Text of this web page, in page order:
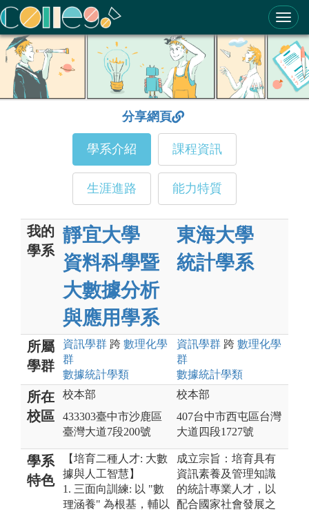
ColleGo! 大學選才與高中育才輔助系統
分享網頁
學系介紹 課程資訊
生涯進路 能力特質
我的
學系
靜宜大學
資料科學暨
大數據分析
與應用學系
東海大學
統計學系
所屬
學群
資訊學群 跨 數理化學
群
數據統計學類
資訊學群 跨 數理化學
群
數據統計學類
所在
校區
校本部
433303臺中市沙鹿區
臺灣大道7段200號
校本部
407台中市西屯區台灣
大道四段1727號
學系
特色
【培育二種人才: 大數
據與人工智慧】
1. 三面向訓練: 以 "數
理涵養" 為根基，輔以
成立宗旨：培育具有
資訊素養及管理知識
的統計專業人才，以
配合國家社會發展之